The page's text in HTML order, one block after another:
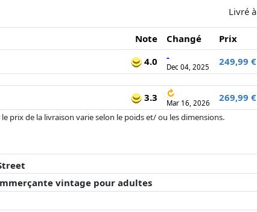
Livré à
Note Changé Prix
4.0 -
Dec 04, 2025 249,99 €
3.3 ↻
Mar 16, 2026 269,99 €
prix de la livraison varie selon le poids et/ ou les dimensions.
historiques peuvent influencer l'ordre.
vintage pour adultes